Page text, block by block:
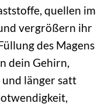
quellen im
vergrößern ihr
des Magens
dein Gehirn,
länger satt